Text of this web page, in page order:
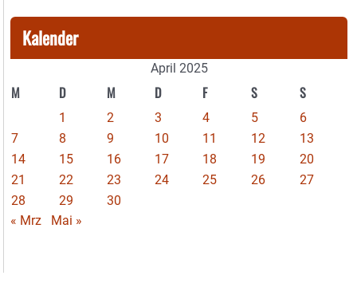
Kalender
April 2025
M D M D F S S
1 2 3 4 5
6
7
8 9 10 11 12
13
14
15 16 17 18 19
20
21
22 23 24 25 26
27
28
29
30
« Mrz
Mai »